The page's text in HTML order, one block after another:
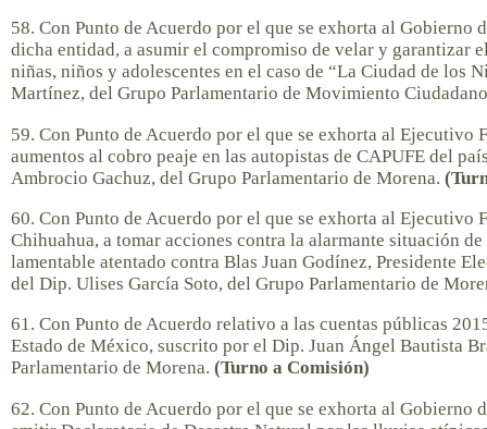
58. Con Punto de Acuerdo por el que se exhorta al Gobierno
dicha entidad, a asumir el compromiso de velar y garantizar
niñas, niños y adolescentes en el caso de “La Ciudad de los
Martínez, del Grupo Parlamentario de Movimiento
59. Con Punto de Acuerdo por el que se exhorta al Ejecutivo
aumentos al cobro peaje en las autopistas de CAPUFE del
Ambrocio Gachuz, del Grupo Parlamentario de Morena.
60. Con Punto de Acuerdo por el que se exhorta al Ejecutivo
Chihuahua, a tomar acciones contra la alarmante situación
lamentable atentado contra Blas Juan Godínez, Presidente
del Dip. Ulises García Soto, del Grupo Parlamentario de
61. Con Punto de Acuerdo relativo a las cuentas públicas
Estado de México, suscrito por el Dip. Juan Ángel Bautista
Parlamentario de Morena. (Turno a Comisión)
62. Con Punto de Acuerdo por el que se exhorta al Gobierno